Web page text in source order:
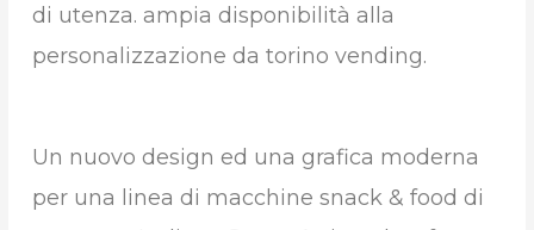
di utenza. ampia disponibilità alla
personalizzazione da torino vending.
Un nuovo design ed una grafica moderna
per una linea di macchine snack & food di